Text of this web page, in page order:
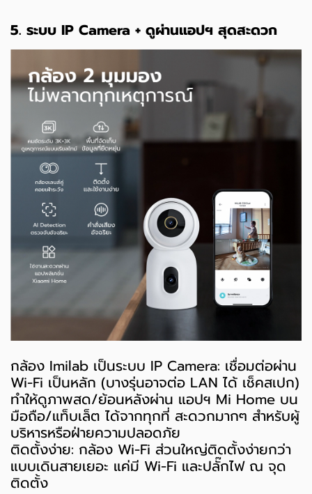
5. ระบบ IP Camera + ดูผ่านแอปฯ สุดสะดวก
กล้อง Imilab เป็นระบบ IP Camera: เชื่อมต่อผ่าน
Wi-Fi เป็นหลัก (บางรุ่นอาจต่อ LAN ได้ เช็คสเปก)
ทำให้ดูภาพสด/ย้อนหลังผ่าน แอปฯ Mi Home บน
มือถือ/แท็บเล็ต ได้จากทุกที่ สะดวกมากๆ สำหรับผู้
บริหารหรือฝ่ายความปลอดภัย
ติดตั้งง่าย: กล้อง Wi-Fi ส่วนใหญ่ติดตั้งง่ายกว่า
แบบเดินสายเยอะ แค่มี Wi-Fi และปลั๊กไฟ ณ จุด
ติดตั้ง